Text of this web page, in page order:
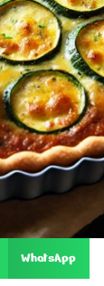
WhatsApp